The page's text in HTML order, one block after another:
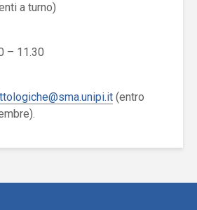
a turno)
– 11.30
(entro